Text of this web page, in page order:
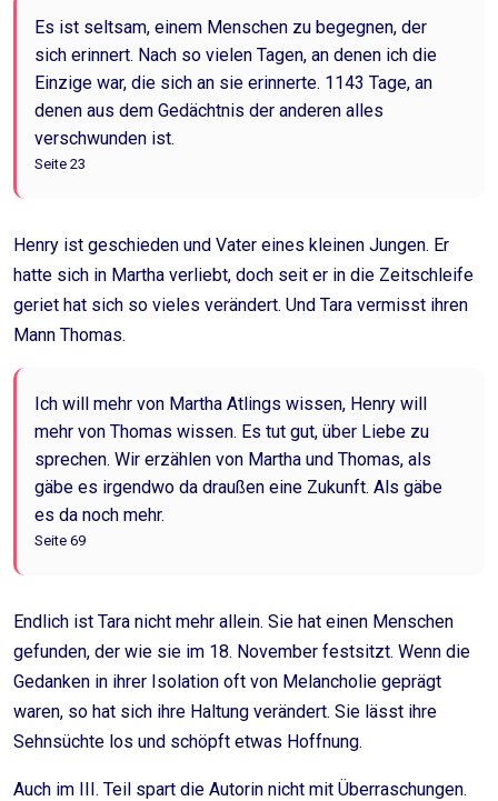
Es ist seltsam, einem Menschen zu begegnen, der
sich erinnert. Nach so vielen Tagen, an denen ich die
Einzige war, die sich an sie erinnerte. 1143 Tage, an
denen aus dem Gedächtnis der anderen alles
verschwunden ist.
Seite 23
Henry ist geschieden und Vater eines kleinen Jungen. Er
hatte sich in Martha verliebt, doch seit er in die Zeitschleife
geriet hat sich so vieles verändert. Und Tara vermisst ihren
Mann Thomas.
Ich will mehr von Martha Atlings wissen, Henry will
mehr von Thomas wissen. Es tut gut, über Liebe zu
sprechen. Wir erzählen von Martha und Thomas, als
gäbe es irgendwo da draußen eine Zukunft. Als gäbe
es da noch mehr.
Seite 69
Endlich ist Tara nicht mehr allein. Sie hat einen Menschen
gefunden, der wie sie im 18. November festsitzt. Wenn die
Gedanken in ihrer Isolation oft von Melancholie geprägt
waren, so hat sich ihre Haltung verändert. Sie lässt ihre
Sehnsüchte los und schöpft etwas Hoffnung.
Auch im III. Teil spart die Autorin nicht mit Überraschungen.